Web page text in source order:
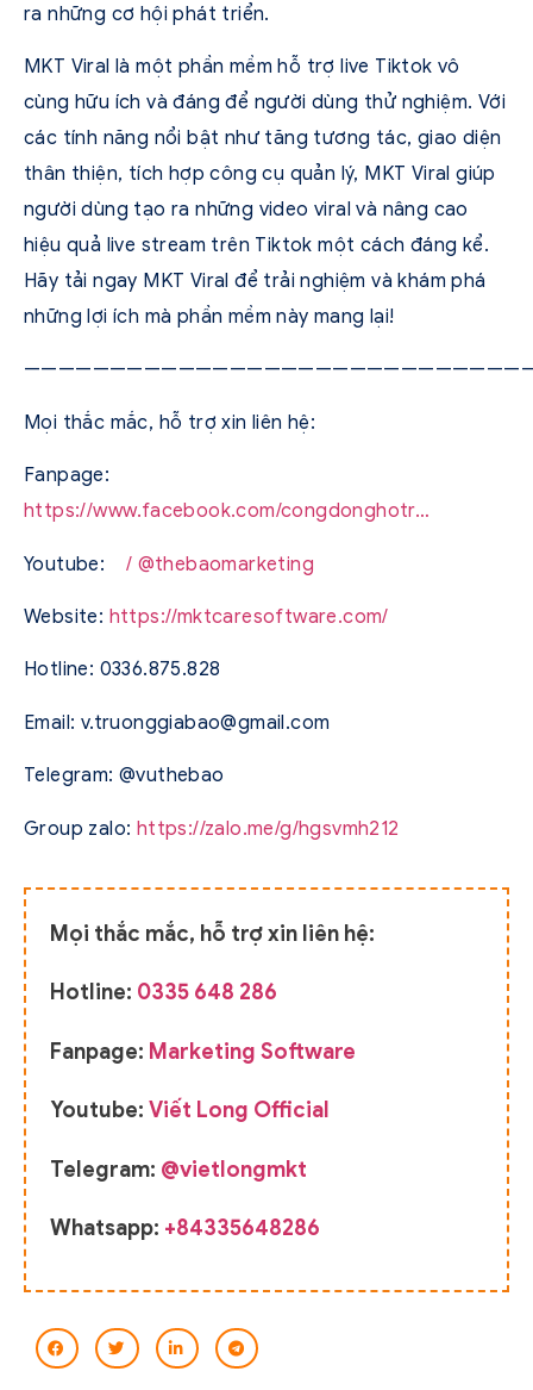
ra những cơ hội phát triển.
MKT Viral là một phần mềm hỗ trợ live Tiktok vô
cùng hữu ích và đáng để người dùng thử nghiệm. Với
các tính năng nổi bật như tăng tương tác, giao diện
thân thiện, tích hợp công cụ quản lý, MKT Viral giúp
người dùng tạo ra những video viral và nâng cao
hiệu quả live stream trên Tiktok một cách đáng kể.
Hãy tải ngay MKT Viral để trải nghiệm và khám phá
những lợi ích mà phần mềm này mang lại!
Mọi thắc mắc, hỗ trợ xin liên hệ:
Fanpage:
https://www.facebook.com/congdonghotr…
Youtube: / @thebaomarketing
Website: https://mktcaresoftware.com/
Hotline: 0336.875.828
Email: v.truonggiabao@gmail.com
Telegram: @vuthebao
Group zalo: https://zalo.me/g/hgsvmh212
Mọi thắc mắc, hỗ trợ xin liên hệ:
Hotline: 0335 648 286
Fanpage: Marketing Software
Youtube: Viết Long Official
Telegram: @vietlongmkt
Whatsapp: +84335648286